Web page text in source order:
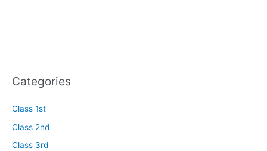
o
:
Categories
Class 1st
Class 2nd
Class 3rd